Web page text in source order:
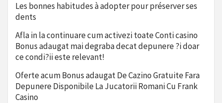
Les bonnes habitudes à adopter pour préserver ses
dents
Afla in la continuare cum activezi toate Conti casino
Bonus adaugat mai degraba decat depunere ?i doar
ce condi?ii este relevant!
Oferte acum Bonus adaugat De Cazino Gratuite Fara
Depunere Disponibile La Jucatorii Romani Cu Frank
Casino